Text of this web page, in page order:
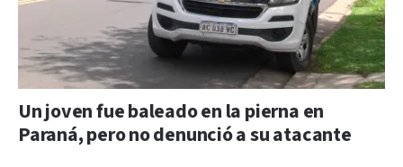
Un joven fue baleado en la pierna en
Paraná, pero no denunció a su atacante